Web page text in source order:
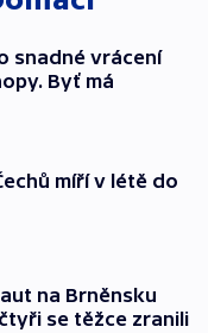
snadné vrácení
Byť má
míří v létě do
na Brněnsku
se těžce zranili